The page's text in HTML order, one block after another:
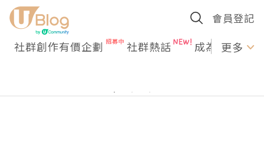
會員登記
社群創作有價企劃 社群熱話 成為U更多